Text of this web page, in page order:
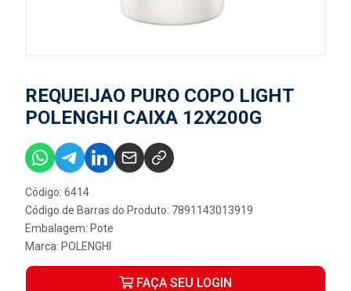
REQUEIJAO PURO COPO LIGHT
POLENGHI CAIXA 12X200G
Código: 6414
Código de Barras do Produto: 7891143013919
Embalagem: Pote
Marca: POLENGHI
FAÇA SEU LOGIN